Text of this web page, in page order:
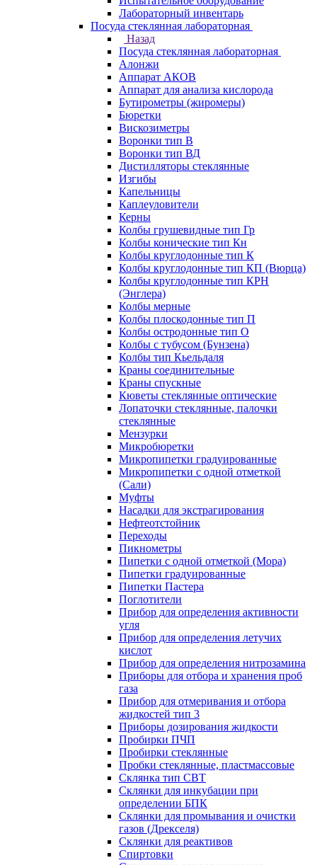
Лабораторный инвентарь
Посуда стеклянная лабораторная
Назад
Посуда стеклянная лабораторная
Алонжи
Аппарат АКОВ
Аппарат для анализа кислорода
Бутирометры (жиромеры)
Бюретки
Вискозиметры
Воронки тип В
Воронки тип ВД
Дистилляторы стеклянные
Изгибы
Капельницы
Каплеуловители
Керны
Колбы грушевидные тип Гр
Колбы конические тип Кн
Колбы круглодонные тип К
Колбы круглодонные тип КП (Вюрца)
Колбы круглодонные тип КРН
(Энглера)
Колбы мерные
Колбы плоскодонные тип П
Колбы остродонные тип О
Колбы с тубусом (Бунзена)
Колбы тип Кьельдаля
Краны соединительные
Краны спускные
Кюветы стеклянные оптические
Лопаточки стеклянные, палочки
стеклянные
Мензурки
Микробюретки
Микропипетки градуированные
Микропипетки с одной отметкой
(Сали)
Муфты
Насадки для экстрагирования
Нефтеотстойник
Переходы
Пикнометры
Пипетки с одной отметкой (Мора)
Пипетки градуированные
Пипетки Пастера
Поглотители
Прибор для определения активности
угля
Прибор для определения летучих
кислот
Прибор для определения нитрозамина
Приборы для отбора и хранения проб
газа
Прибор для отмеривания и отбора
жидкостей тип 3
Приборы дозирования жидкости
Пробирки ПЧП
Пробирки стеклянные
Пробки стеклянные, пластмассовые
Склянка тип СВТ
Склянки для инкубации при
определении БПК
Склянки для промывания и очистки
газов (Дрекселя)
Склянки для реактивов
Спиртовки